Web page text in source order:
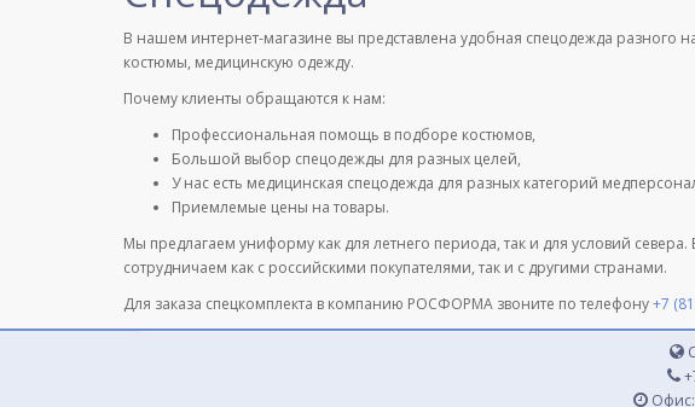
В нашем интернет-магазине вы представлена удобная спецодежда
костюмы, медицинскую одежду.
Почему клиенты обращаются к нам:
Профессиональная помощь в подборе костюмов,
Большой выбор спецодежды для разных целей,
У нас есть медицинская спецодежда для разных категорий
Приемлемые цены на товары.
Мы предлагаем униформу как для летнего периода, так и для условий
сотрудничаем как с российскими покупателями, так и с другими странами.
Для заказа спецкомплекта в компанию РОСФОРМА звоните по телефону+7
Офис: